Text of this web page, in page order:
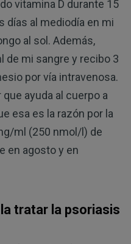
vitamina D durante 15
días al mediodía en mi
al sol. Además,
de mi sangre y recibo 3
por vía intravenosa.
ayuda al cuerpo a
esa es la razón por la
ml (250 nmol/l) de
en agosto y en
tratar la psoriasis